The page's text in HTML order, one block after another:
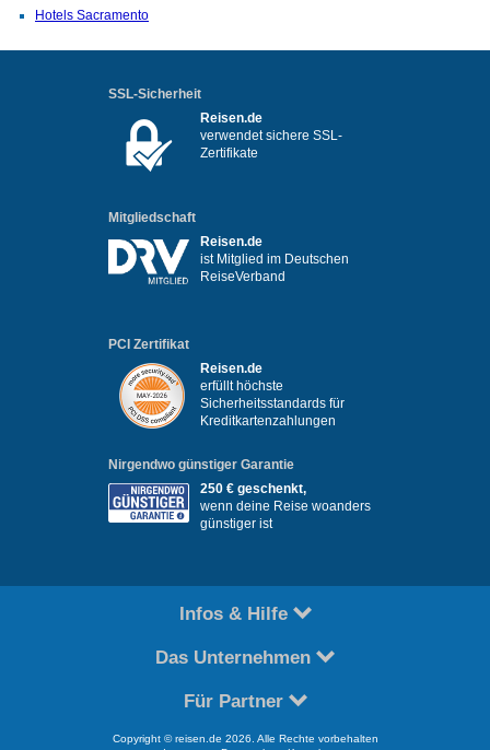
Hotels Sacramento
SSL-Sicherheit
Reisen.de
verwendet sichere SSL-
Zertifikate
Mitgliedschaft
Reisen.de
ist Mitglied im Deutschen
ReiseVerband
PCI Zertifikat
Reisen.de
erfüllt höchste
Sicherheitsstandards für
Kreditkartenzahlungen
Nirgendwo günstiger Garantie
250 € geschenkt,
wenn deine Reise woanders
günstiger ist
Infos & Hilfe
Das Unternehmen
Für Partner
Copyright © reisen.de 2026. Alle Rechte vorbehalten